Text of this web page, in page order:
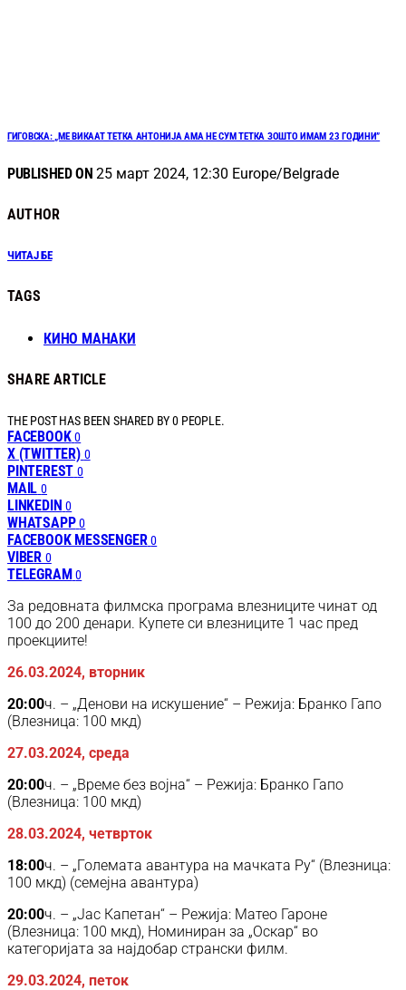
ГИГОВСКА: „МЕ ВИКААТ ТЕТКА АНТОНИЈА АМА НЕ СУМ ТЕТКА ЗОШТО ИМАМ 23 ГОДИНИ”
PUBLISHED ON 25 март 2024, 12:30 Europe/Belgrade
AUTHOR
ЧИТАЈ БЕ
TAGS
КИНО МАНАКИ
SHARE ARTICLE
THE POST HAS BEEN SHARED BY0 PEOPLE.
FACEBOOK 0
X (TWITTER) 0
PINTEREST 0
MAIL 0
LINKEDIN 0
WHATSAPP 0
FACEBOOK MESSENGER 0
VIBER 0
TELEGRAM 0
За редовната филмска програма влезниците чинат од
100 до 200 денари. Купете си влезниците 1 час пред
проекциите!
26.03.2024, вторник
20:00ч. – „Денови на искушение“ – Режија: Бранко Гапо
(Влезница: 100 мкд)
27.03.2024, среда
20:00ч. – „Време без војна“ – Режија: Бранко Гапо
(Влезница: 100 мкд)
28.03.2024, четврток
18:00ч. – „Големата авантура на мачката Ру“ (Влезница:
100 мкд) (семејна авантура)
20:00ч. – „Јас Капетан“ – Режија: Матео Гароне
(Влезница: 100 мкд), Номиниран за „Оскар“ во
категоријата за најдобар странски филм.
29.03.2024, петок